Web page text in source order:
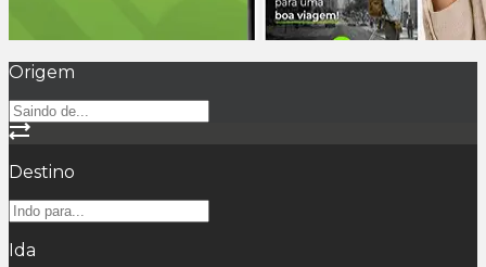
Origem
Destino
Ida